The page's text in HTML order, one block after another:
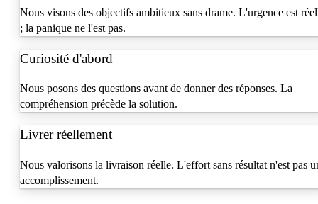
Nous visons des objectifs ambitieux sans drame. L'urgence est
; la panique ne l'est pas.
Curiosité d'abord
Nous posons des questions avant de donner des réponses. La
compréhension précède la solution.
Livrer réellement
Nous valorisons la livraison réelle. L'effort sans résultat n'est pas
accomplissement.